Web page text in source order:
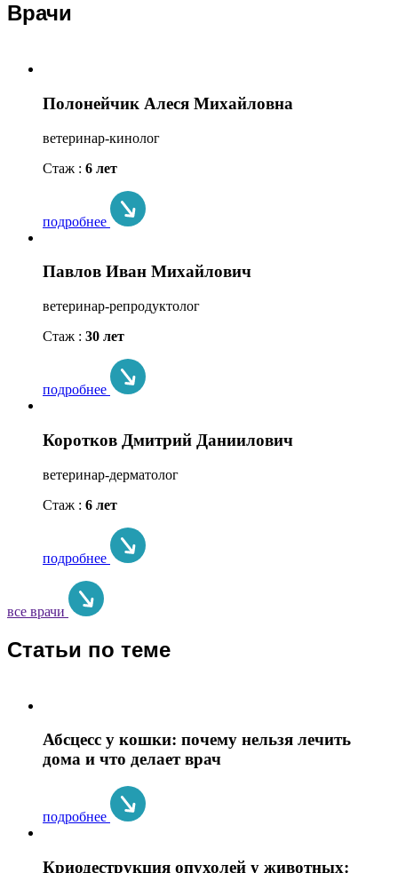
Врачи
Полонейчик Алеся Михайловна
ветеринар-кинолог
Стаж : 6 лет
подробнее
Павлов Иван Михайлович
ветеринар-репродуктолог
Стаж : 30 лет
подробнее
Коротков Дмитрий Даниилович
ветеринар-дерматолог
Стаж : 6 лет
подробнее
все врачи
Статьи по теме
Абсцесс у кошки: почему нельзя лечить
дома и что делает врач
подробнее
Криодеструкция опухолей у животных: